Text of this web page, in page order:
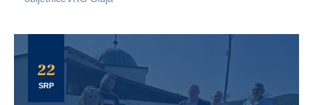
22
SRP